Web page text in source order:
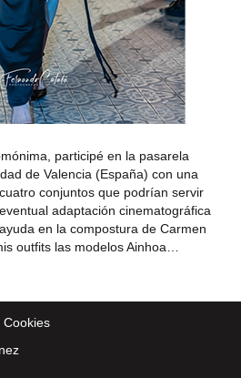
participé en la pasarela
de Valencia (España) con una
conjuntos que podrían servir
adaptación cinematográfica
en la compostura de Carmen
outfits las modelos Ainhoa…
Cookies